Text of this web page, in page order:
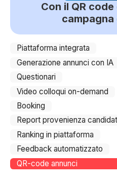
Piattaforma integrata
Generazione annunci con IA
Questionari
Video colloqui on-demand
Booking
Report provenienza
Ranking in piattaforma
Feedback automatizzato
QR-code annunci
Con il QR